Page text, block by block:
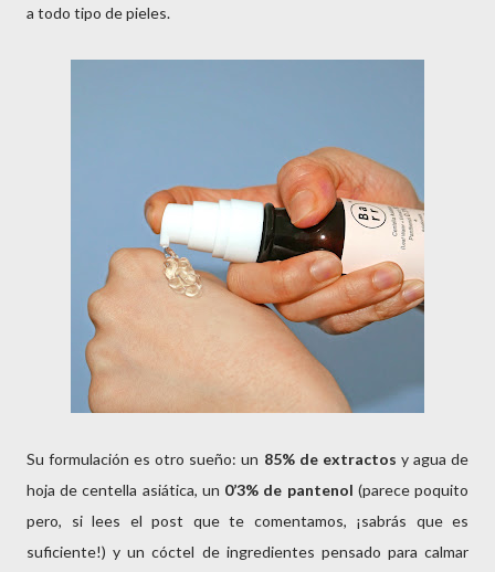
a todo tipo de pieles.
Su formulación es otro sueño: un 85% de extractos y agua de
hoja de centella asiática, un 0’3% de pantenol (parece poquito
pero, si lees el post que te comentamos, ¡sabrás que es
suficiente!) y un cóctel de ingredientes pensado para calmar